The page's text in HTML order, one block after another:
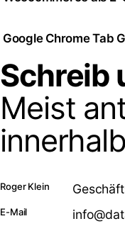
Google Chrome Tab
Schreib
Meist
Roger Klein
E-Mail